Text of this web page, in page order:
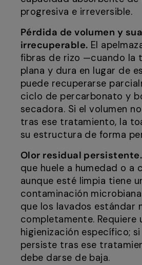
progresiva e irreversible.
Pérdida de volumen y
irrecuperable. El
fibras de rizo —cuando la
plana y dura en lugar de
puede recuperarse
ciclo de percarbonato y
secadora. Si el volumen
tras ese tratamiento, la
su estructura de forma
Olor residual persistente.
que huele a humedad o a
aunque esté limpia tiene
contaminación
que los lavados estándar
completamente. Requiere
higienización específico;
persiste tras ese
debe darse de baja.